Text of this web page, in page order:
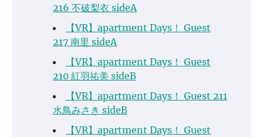
216 不破梨衣 sideA
【VR】apartment Days！ Guest
217 南里 sideA
【VR】apartment Days！ Guest
210 紅羽祐美 sideB
【VR】apartment Days！ Guest 211
水鳥みさき sideB
【VR】apartment Days！ Guest